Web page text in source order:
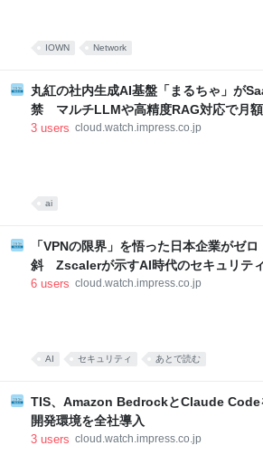
IOWN Network
丸紅の社内生成AI基盤「まるちゃ」が
禁 マルチLLMや高精度RAG対応で月
3 users cloud.watch.impress.co.jp
ai
「VPNの限界」を悟った日本企業がゼ
斜 Zscalerが示すAI時代のセキュリテ
長
6 users cloud.watch.impress.co.jp
AI セキュリティ あとで読む
TIS、Amazon BedrockとClaude Code
開発環境を全社導入
3 users cloud.watch.impress.co.jp